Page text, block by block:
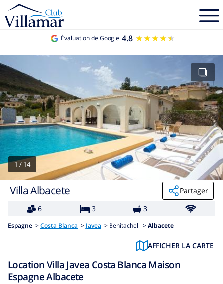
Évaluation de Google 4.8 ★★★★★
★★★★★
1 / 14
Villa Albacete
Partager
6
3 3
Espagne > Costa Blanca > Javea > Benitachell > Albacete
AFFICHER LA CARTE
Location Villa Javea Costa Blanca Maison
Espagne Albacete